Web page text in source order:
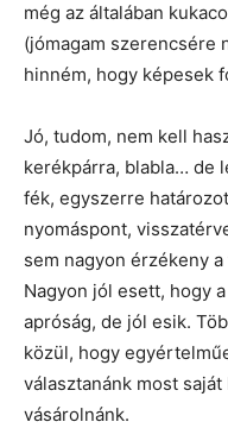
még az általában
(jómagam szerencsére
hinném, hogy képesek
Jó, tudom, nem kell
kerékpárra, blabla… de
fék, egyszerre
nyomáspont,
sem nagyon érzékeny
Nagyon jól esett, hogy
apróság, de jól esik.
közül, hogy
választanánk most
vásárolnánk.